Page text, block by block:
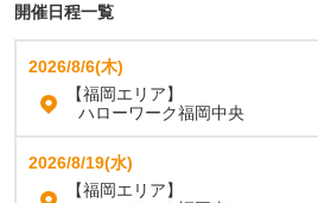
開催日程一覧
2026/8/6(木)
【福岡エリア】
ハローワーク福岡中央
2026/8/19(水)
【福岡エリア】